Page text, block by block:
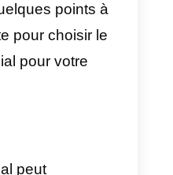
un message de
d’attente.
un bon exemple.